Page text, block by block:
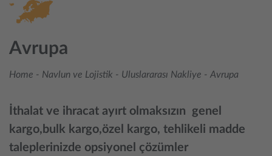
Avrupa
Home - Navlun ve Lojistik - Uluslararası Nakliye - Avrupa
İthalat ve ihracat ayırt olmaksızın genel
kargo,bulk kargo,özel kargo, tehlikeli madde
taleplerinizde opsiyonel çözümler